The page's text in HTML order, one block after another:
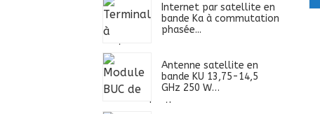
Internet par satellite en
bande Ka à commutation
phasée...
Antenne satellite en
bande KU 13,75-14,5
GHz 250 W…